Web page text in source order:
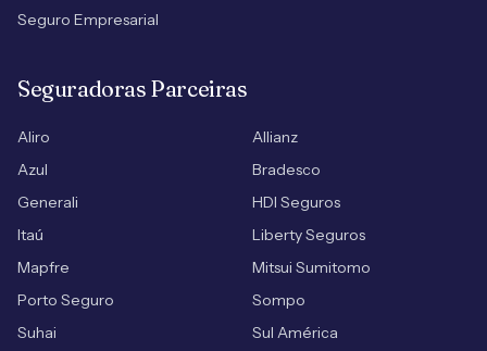
Seguro Empresarial
Seguradoras Parceiras
Aliro
Allianz
Azul
Bradesco
Generali
HDI Seguros
Itaú
Liberty Seguros
Mapfre
Mitsui Sumitomo
Porto Seguro
Sompo
Suhai
Sul América